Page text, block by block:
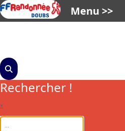
Rechercher !
×
Menu >>